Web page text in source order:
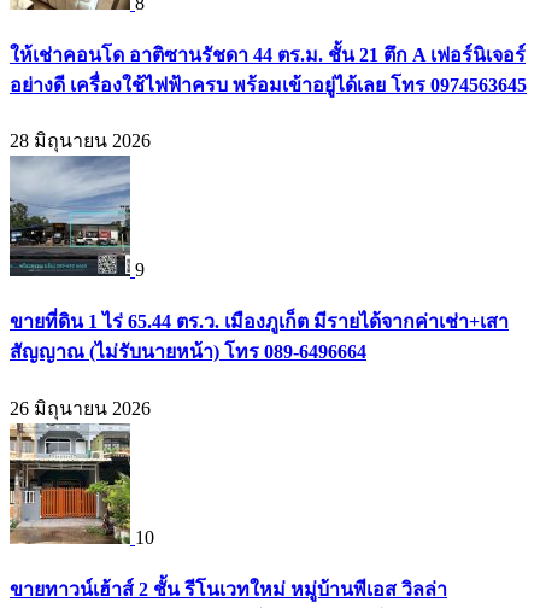
ให้เช่าคอนโด อาติซานรัชดา 44 ตร.ม. ชั้น 21 ตึก A เฟอร์นิเจอร์
อย่างดี เครื่องใช้ไฟฟ้าครบ พร้อมเข้าอยู่ได้เลย โทร 0974563645
28 มิถุนายน 2026
9
ขายที่ดิน 1 ไร่ 65.44 ตร.ว. เมืองภูเก็ต มีรายได้จากค่าเช่า+เสา
สัญญาณ (ไม่รับนายหน้า) โทร 089-6496664
26 มิถุนายน 2026
10
ขายทาวน์เฮ้าส์ 2 ชั้น รีโนเวทใหม่ หมู่บ้านพีเอส วิลล่า